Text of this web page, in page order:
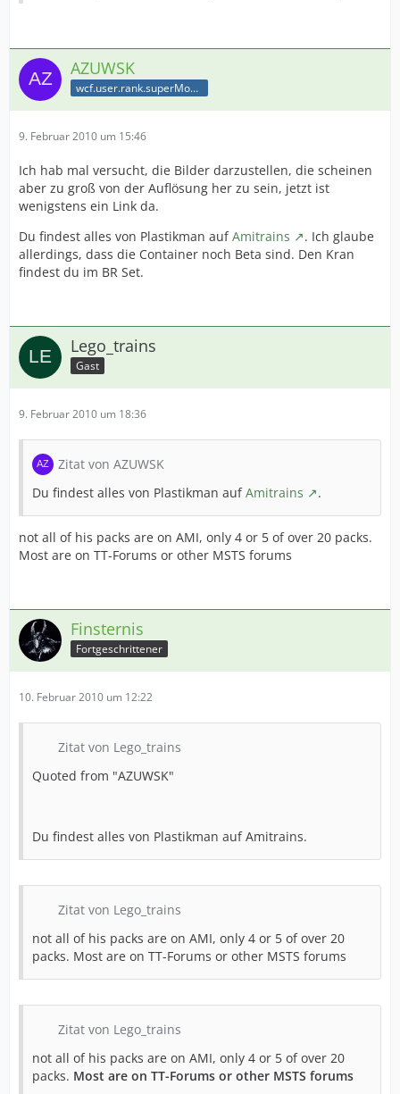
AZUWSK
wcf.user.rank.superModerator
9. Februar 2010 um 15:46
Ich hab mal versucht, die Bilder darzustellen, die scheinen
aber zu groß von der Auflösung her zu sein, jetzt ist
wenigstens ein Link da.
Du findest alles von Plastikman aufAmitrains
. Ich glaube
allerdings, dass die Container noch Beta sind. Den Kran
findest du im BR Set.
Lego_trains
Gast
9. Februar 2010 um 18:36
Zitat von AZUWSK
Du findest alles von Plastikman aufAmitrains .
not all of his packs are on AMI, only 4 or 5 of over 20 packs.
Most are on TT-Forums or other MSTS forums
Finsternis
Fortgeschrittener
10. Februar 2010 um 12:22
Zitat von Lego_trains
Quoted from "AZUWSK"
Du findest alles von Plastikman auf Amitrains.
Zitat von Lego_trains
not all of his packs are on AMI, only 4 or 5 of over 20
packs. Most are on TT-Forums or other MSTS forums
Zitat von Lego_trains
not all of his packs are on AMI, only 4 or 5 of over 20
packs. Most are on TT-Forums or other MSTS forums